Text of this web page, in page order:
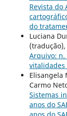
Revista do
do
Luciana
(tradução),
Arquivo: n.
vitalidades
Elisangela
Carmo
Sistemas
anos do
anos do